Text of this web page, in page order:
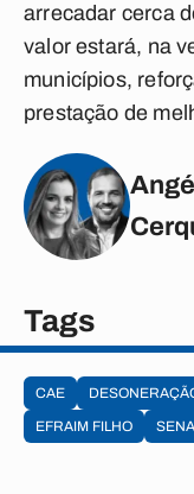
arrecadar cerca
valor estará, na
municípios,
prestação de
Tags
CAE
EFRAIM FILHO